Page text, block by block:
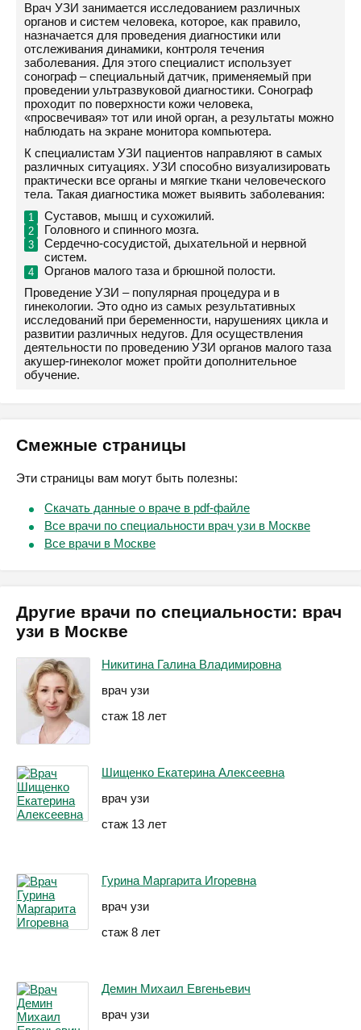
Врач УЗИ занимается исследованием различных
органов и систем человека, которое, как правило,
назначается для проведения диагностики или
отслеживания динамики, контроля течения
заболевания. Для этого специалист использует
сонограф – специальный датчик, применяемый при
проведении ультразвуковой диагностики. Сонограф
проходит по поверхности кожи человека,
«просвечивая» тот или иной орган, а результаты можно
наблюдать на экране монитора компьютера.
К специалистам УЗИ пациентов направляют в самых
различных ситуациях. УЗИ способно визуализировать
практически все органы и мягкие ткани человеческого
тела. Такая диагностика может выявить заболевания:
Суставов, мышц и сухожилий.
Головного и спинного мозга.
Сердечно-сосудистой, дыхательной и нервной
систем.
Органов малого таза и брюшной полости.
Проведение УЗИ – популярная процедура и в
гинекологии. Это одно из самых результативных
исследований при беременности, нарушениях цикла и
развитии различных недугов. Для осуществления
деятельности по проведению УЗИ органов малого таза
акушер-гинеколог может пройти дополнительное
обучение.
Смежные страницы
Эти страницы вам могут быть полезны:
Скачать данные о враче в pdf-файле
Все врачи по специальности врач узи в Москве
Все врачи в Москве
Другие врачи по специальности: врач
узи в Москве
Никитина Галина Владимировна
врач узи
стаж 18 лет
Шищенко Екатерина Алексеевна
врач узи
стаж 13 лет
Гурина Маргарита Игоревна
врач узи
стаж 8 лет
Демин Михаил Евгеньевич
врач узи